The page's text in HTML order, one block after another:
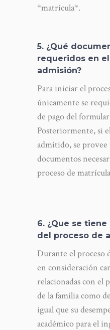
*matrícula*.
5. ¿Qué
requeridos en
admisión?
Para iniciar el
únicamente se
de pago del
Posteriormente, si
admitido, se provee
documentos
proceso de
6. ¿Que se
del proceso de
Durante el proceso
en consideración
relacionadas con
de la familia como
igual que su
académico para el